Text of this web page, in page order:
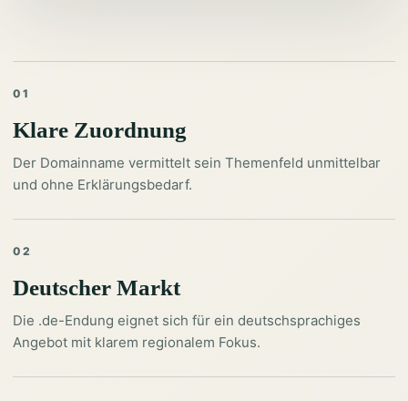
01
Klare Zuordnung
Der Domainname vermittelt sein Themenfeld unmittelbar
und ohne Erklärungsbedarf.
02
Deutscher Markt
Die .de-Endung eignet sich für ein deutschsprachiges
Angebot mit klarem regionalem Fokus.